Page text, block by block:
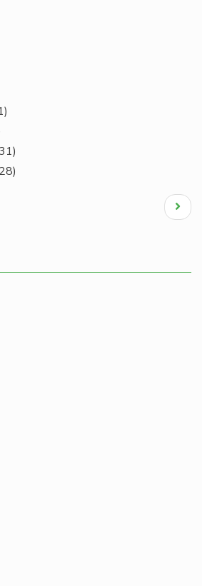
Next
page